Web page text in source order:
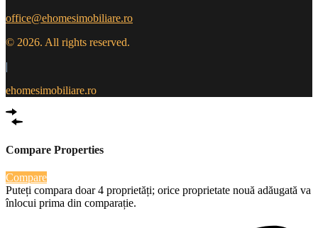
office@ehomesimobiliare.ro
© 2026. All rights reserved.
|
ehomesimobiliare.ro
Compare Properties
Compare
Puteți compara doar 4 proprietăți; orice proprietate nouă adăugată va
înlocui prima din comparație.